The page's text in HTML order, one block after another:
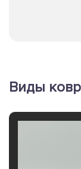
Виды